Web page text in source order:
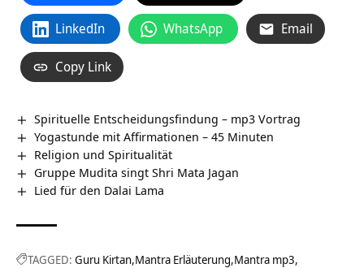
LinkedIn WhatsApp Email
Copy Link
Spirituelle Entscheidungsfindung – mp3 Vortrag
Yogastunde mit Affirmationen – 45 Minuten
Religion und Spiritualität
Gruppe Mudita singt Shri Mata Jagan
Lied für den Dalai Lama
TAGGED: Guru Kirtan Mantra Erläuterung Mantra mp3